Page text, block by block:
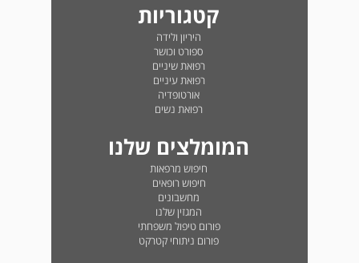
קטגוריות
היריון ולידה
ספורט וכושר
רפואת שיניים
רפואת עיניים
אורטופדיה
רפואת נשים
המומלצים שלנו
חיפוש מרפאות
חיפוש רופאים
מחשבונים
המגזין שלנו
פורום טיפול משפחתי
פורום ניתוחי קטרקט